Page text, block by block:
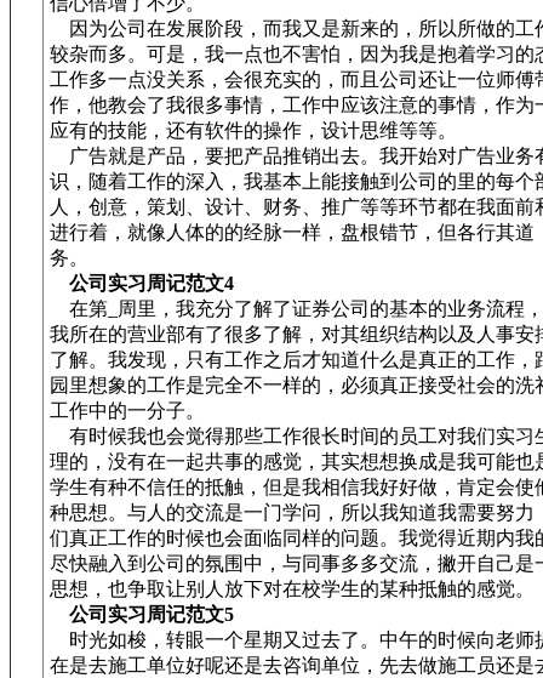
因为公司在发展阶段，而我又是新来的，所以所做的工
较杂而多。可是，我一点也不害怕，因为我是抱着学习的
工作多一点没关系，会很充实的，而且公司还让一位师傅
作，他教会了我很多事情，工作中应该注意的事情，作为
应有的技能，还有软件的操作，设计思维等等。
广告就是产品，要把产品推销出去。我开始对广告业务
识，随着工作的深入，我基本上能接触到公司的里的每个
人，创意，策划、设计、财务、推广等等环节都在我面前
进行着，就像人体的的经脉一样，盘根错节，但各行其道
务。
公司实习周记范文4
在第_周里，我充分了解了证券公司的基本的业务流程
我所在的营业部有了很多了解，对其组织结构以及人事安
了解。我发现，只有工作之后才知道什么是真正的工作，
园里想象的工作是完全不一样的，必须真正接受社会的洗
工作中的一分子。
有时候我也会觉得那些工作很长时间的员工对我们实习
理的，没有在一起共事的感觉，其实想想换成是我可能也
学生有种不信任的抵触，但是我相信我好好做，肯定会使
种思想。与人的交流是一门学问，所以我知道我需要努力
们真正工作的时候也会面临同样的问题。我觉得近期内我
尽快融入到公司的氛围中，与同事多多交流，撇开自己是
思想，也争取让别人放下对在校学生的某种抵触的感觉。
公司实习周记范文5
时光如梭，转眼一个星期又过去了。中午的时候向老师
在是去施工单位好呢还是去咨询单位，先去做施工员还是